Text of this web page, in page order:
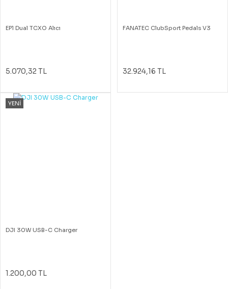
EP1 Dual TCXO Alıcı
5.070,32 TL
FANATEC ClubSport Pedals V3
32.924,16 TL
YENİ
DJI 30W USB-C Charger
1.200,00 TL